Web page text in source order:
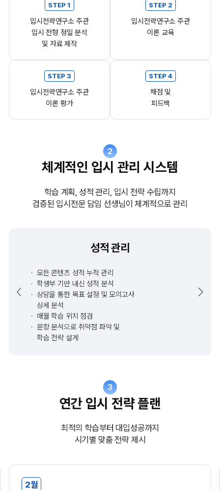
STEP 1
입시전략연구소 주관
입시 전형 정밀 분석
및 자료 제작
STEP 2
입시전략연구소 주관
이론 교육
STEP 3
입시전략연구소 주관
이론 평가
STEP 4
채점 및
피드백
2
체계적인 입시 관리 시스템
학습 계획, 성적 관리, 입시 전략 수립까지
검증된 입시전문 담임 선생님이 체계적으로 관리
성적 관리
모든 콘텐츠 성적 누적 관리
학생부 기반 내신 성적 분석
상담을 통한 목표 설정 및 모의고사
상세 분석
매월 학습 위치 점검
문항 분석으로 취약점 파악 및
학습 전략 설계
3
연간 입시 전략 플랜
최적의 학습부터 대입성공까지
시기별 맞춤 전략 제시
2월